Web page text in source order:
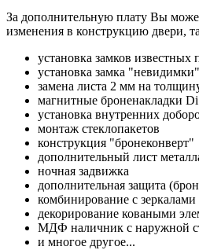
За дополнительную плату Вы
изменения в конструкцию двери,
установка замков известных
установка замка "невидимки"
замена листа 2 мм на
магнитные броненакладки
установка внутренних
монтаж стеклопакетов
конструкция "бронеконверт"
дополнительный лист
ночная задвижка
дополнительная защита
комбинирование с зеркалами
декорирование коваными
МДФ наличник с наружной
и многое другое...